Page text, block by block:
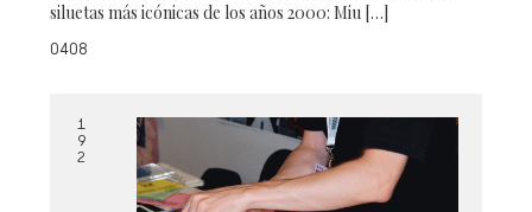
siluetas más icónicas de los años 2000: Miu […]
0408
1
9
2